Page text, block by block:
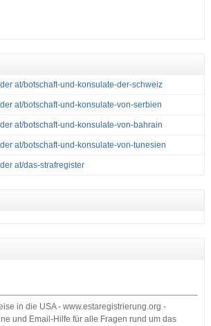
at/botschaft-und-konsulate-der-schweiz
at/botschaft-und-konsulate-von-serbien
at/botschaft-und-konsulate-von-bahrain
at/botschaft-und-konsulate-von-tunesien
at/das-strafregister
in die USA - www.estaregistrierung.org -
und Email-Hilfe für alle Fragen rund um das